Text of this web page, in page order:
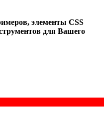
, элементы CSS
для Вашего